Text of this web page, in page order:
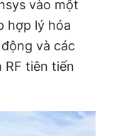
vào một
hợp lý hóa
và các
RF tiên tiến